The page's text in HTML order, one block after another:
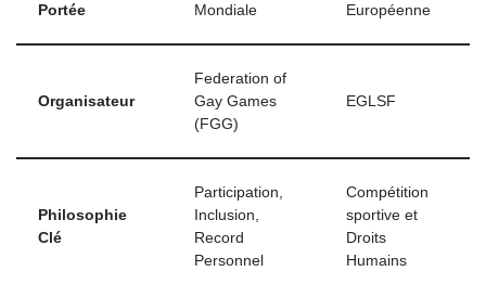
Portée Mondiale Européenne
Organisateur
Federation of
Gay Games
(FGG)
EGLSF
Philosophie
Clé
Participation,
Inclusion,
Record
Personnel
Compétition
sportive et
Droits
Humains